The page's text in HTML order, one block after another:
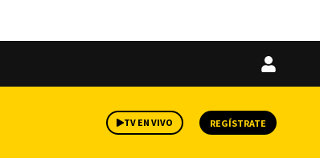
Iniciar
TV EN VIVO REGÍSTRATE